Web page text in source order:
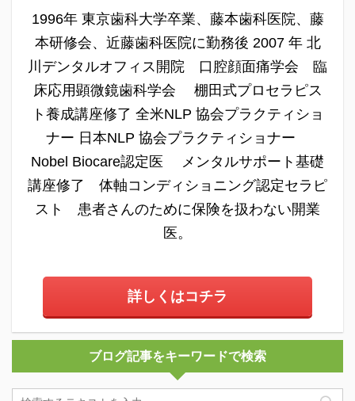
1996年 東京歯科大学卒業、藤本歯科医院、藤
本研修会、近藤歯科医院に勤務後 2007 年 北
川デンタルオフィス開院 口腔顔面痛学会 臨
床応用顕微鏡歯科学会 棚田式プロセラピス
ト養成講座修了 全米NLP 協会プラクティショ
ナー 日本NLP 協会プラクティショナー
Nobel Biocare認定医 メンタルサポート基礎
講座修了 体軸コンディショニング認定セラピ
スト 患者さんのために保険を扱わない開業
医。
詳しくはコチラ
ブログ記事をキーワードで検索